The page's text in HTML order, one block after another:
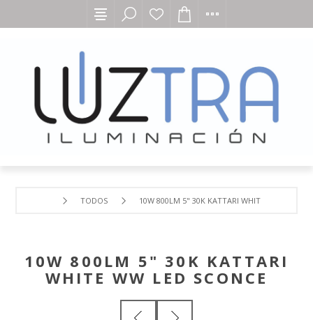
TODOS 10W 800LM 5" 30K KATTARI WHITE WW LED
10W 800LM 5" 30K KATTARI
WHITE WW LED SCONCE